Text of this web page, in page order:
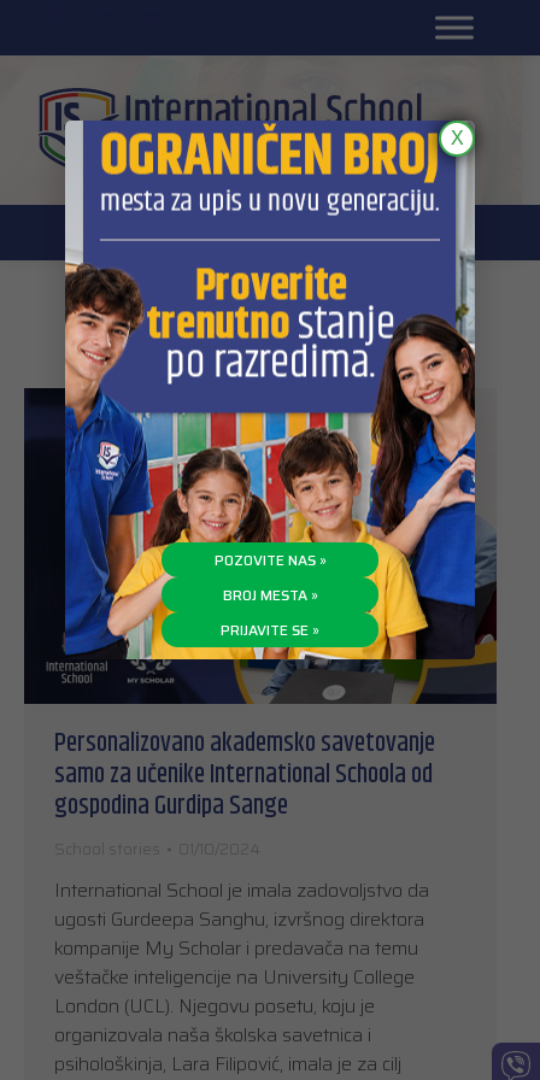
Portal za roditelje
DL platforma
Daily Archives:01/10/2024
Personalizovano akademsko savetovanje
samo za učenike International Schoola od
gospodina Gurdipa Sange
School stories 01/10/2024
International School je imala zadovoljstvo da
ugosti Gurdeepa Sanghu, izvršnog direktora
kompanije My Scholar i predavača na temu
veštačke inteligencije na University College
London (UCL). Njegovu posetu, koju je
organizovala naša školska savetnica i
psihološkinja, Lara Filipović, imala je za cilj
POZOVITE NAS »
BROJ MESTA »
PRIJAVITE SE »
X